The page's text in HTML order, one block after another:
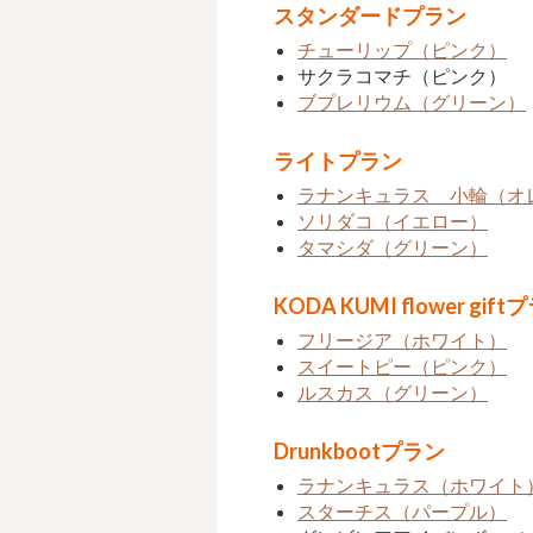
スタンダードプラン
チューリップ（ピンク）
サクラコマチ（ピンク）
ブプレリウム（グリーン）
ライトプラン
ラナンキュラス 小輪（オ
ソリダコ（イエロー）
タマシダ（グリーン）
KODA KUMI flower giftプ
フリージア（ホワイト）
スイートピー（ピンク）
ルスカス（グリーン）
Drunkbootプラン
ラナンキュラス（ホワイト）
スターチス（パープル）